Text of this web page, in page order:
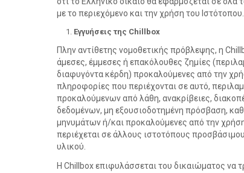
με το περιεχόμενο και την χρήση του Ιστότοπου.
Εγγυήσεις της Chillbox
Πλην αντίθετης νομοθετικής πρόβλεψης, η
άμεσες, έμμεσες ή επακόλουθες ζημίες
διαφυγόντα κέρδη) προκαλούμενες από την
πληροφορίες που περιέχονται σε αυτό,
προκαλούμενων από λάθη, ανακρίβειες,
δεδομένων, μη εξουσιοδοτημένη πρόσβαση,
μηνυμάτων ή/και προκαλούμενες από την
περιέχεται σε άλλους ιστοτόπους
υλικού.
Η Chillbox επιφυλάσσεται του δικαιώματος να